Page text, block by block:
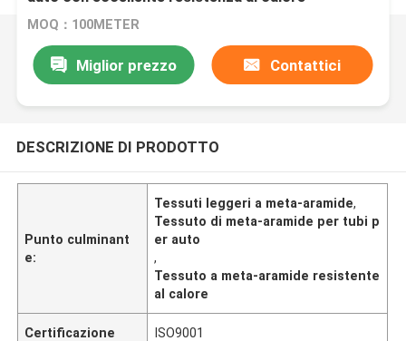
MOQ：100METER
Miglior prezzo Contattici
DESCRIZIONE DI PRODOTTO
Punto culminant
e:
Tessuti leggeri a meta-aramide,
Tessuto di meta-aramide per tubi p
er auto
,
Tessuto a meta-aramide resistente
al calore
Certificazione ISO9001